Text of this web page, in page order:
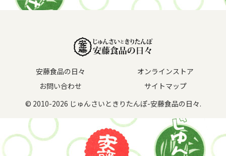
安藤食品の日々
オンラインストア
お問い合わせ
サイトマップ
© 2010-2026 じゅんさいときりたんぽ-安藤食品の日々.